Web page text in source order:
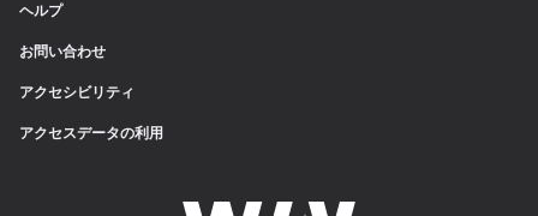
ヘルプ
お問い合わせ
アクセシビリティ
アクセスデータの利用